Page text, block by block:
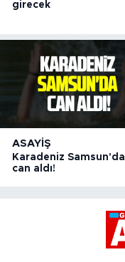
girecek
ASAYIŞ
Karadeniz Samsun'da
can aldı!